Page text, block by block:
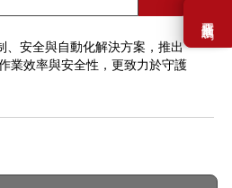
需要幫助嗎？
、安全與自動化解決方案，推出
業效率與安全性，更致力於守護